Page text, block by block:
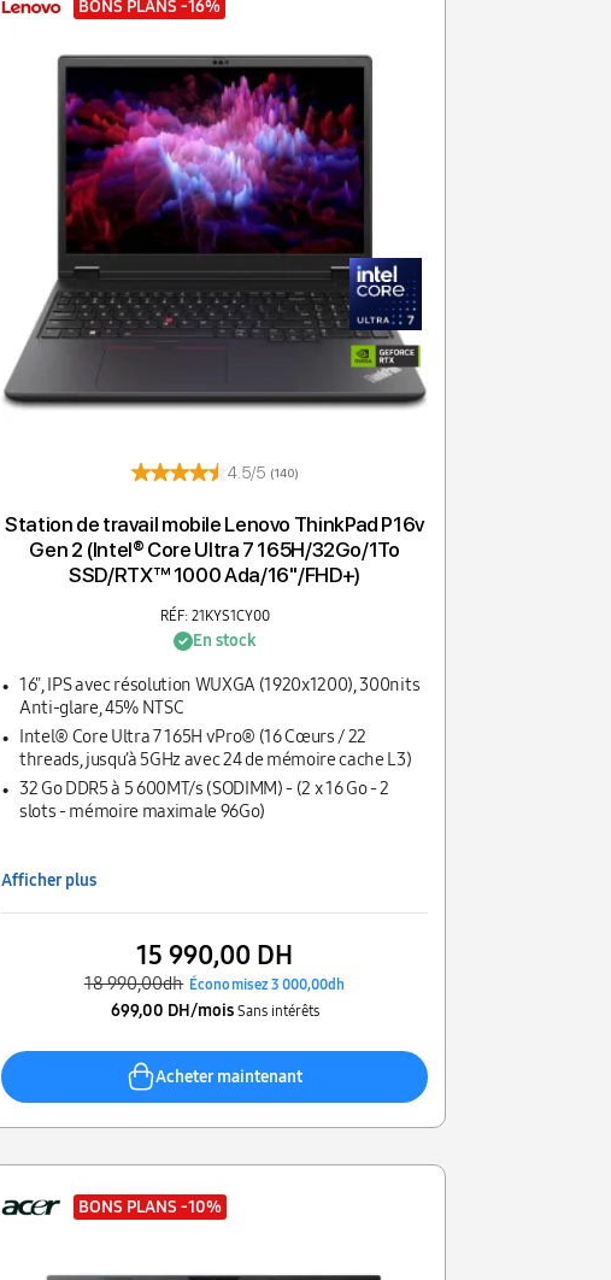
BONS PLANS -16%
4.5/5 (140)
Station de travail mobile Lenovo ThinkPad P16v
Gen 2 (Intel® Core Ultra 7 165H/32Go/1To
SSD/RTX™ 1000 Ada/16''/FHD+)
RÉF: 21KYS1CY00
En stock
16", IPS avec résolution WUXGA (1920x1200), 300nits
Anti-glare, 45% NTSC
Intel® Core Ultra 7 165H vPro® (16 Cœurs / 22
threads, jusqu’à 5GHz avec 24 de mémoire cache L3)
32 Go DDR5 à 5 600MT/s (SODIMM) - (2 x 16 Go - 2
slots - mémoire maximale 96Go)
Afficher plus
15 990,00 DH
18 990,00dh Économisez 3 000,00dh
699,00 DH/mois Sans intérêts
Acheter maintenant
BONS PLANS -10%